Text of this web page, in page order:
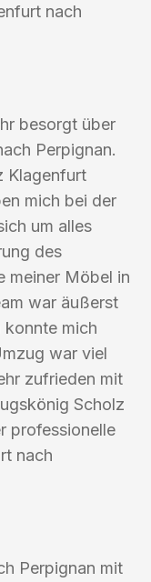
nach
besorgt über
Perpignan.
Klagenfurt
mich bei der
um alles
des
meiner Möbel in
war äußerst
konnte mich
war viel
zufrieden mit
Scholz
professionelle
nach
Perpignan mit